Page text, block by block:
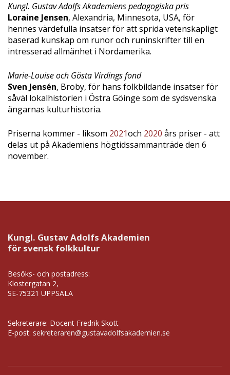
Kungl. Gustav Adolfs Akademiens pedagogiska pris
Loraine Jensen, Alexandria, Minnesota, USA, för
hennes värdefulla insatser för att sprida vetenskapligt
baserad kunskap om runor och runinskrifter till en
intresserad allmänhet i Nordamerika.
Marie-Louise och Gösta Virdings fond
Sven Jensén, Broby, för hans folkbildande insatser för
såväl lokalhistorien i Östra Göinge som de sydsvenska
ängarnas kulturhistoria.
Priserna kommer - liksom 2021och 2020 års priser - att
delas ut på Akademiens högtidssammanträde den 6
november.
Kungl. Gustav Adolfs Akademien
för svensk folkkultur
Besöks- och postadress:
Klostergatan 2,
SE-75321 UPPSALA
Sekreterare: Docent Fredrik Skott
E-post: sekreteraren@gustavadolfsakademien.se